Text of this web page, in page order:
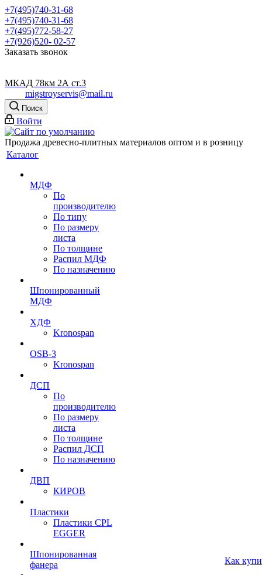
+7(495)740-31-68
+7(495)740-31-68
+7(495)772-58-27
+7(926)520- 02-57
Заказать звонок
МКАД 78км 2А ст.3
migstroyservis@mail.ru
Поиск
Войти
Продажа древесно-плитных материалов оптом и в розницу
Каталог
МДФ
По
производителю
По типу
По размеру
листа
По толщине
Распил МДФ
По назначению
Шпонированный
МДФ
ХДФ
Kronospan
OSB-3
Kronospan
ДСП
По
производителю
По размеру
листа
По толщине
Распил ДСП
По назначению
ДВП
КИРОВ
Пластики
Пластики CPL
EGGER
Шпонированная
фанера
Как